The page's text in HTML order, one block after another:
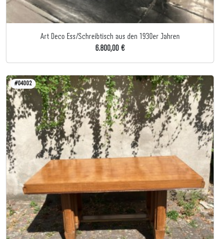
Art Deco Ess/Schreibtisch aus den 1930er Jahren
6.800,00 €
#04002